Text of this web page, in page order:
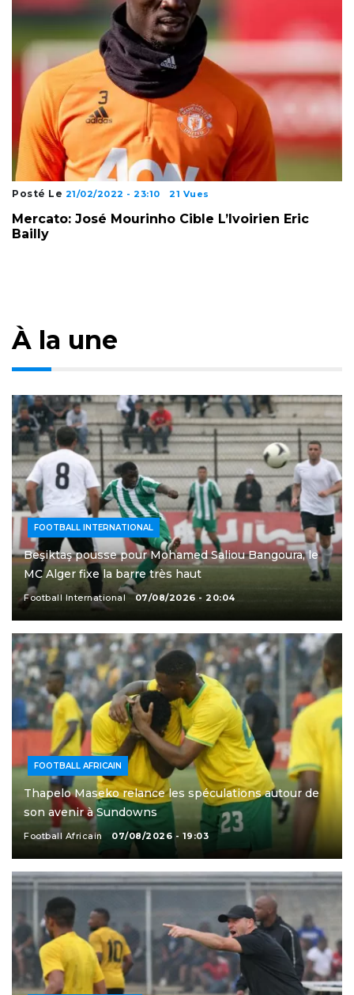
Posté Le 21/02/2022 - 23:10 21 Vues
Mercato: José Mourinho Cible L’Ivoirien Eric
Bailly
À la une
FOOTBALL INTERNATIONAL
Beşiktaş pousse pour Mohamed Saliou Bangoura, le
MC Alger fixe la barre très haut
Football International 07/08/2026 - 20:04
FOOTBALL AFRICAIN
Thapelo Maseko relance les spéculations autour de
son avenir à Sundowns
Football Africain 07/08/2026 - 19:03